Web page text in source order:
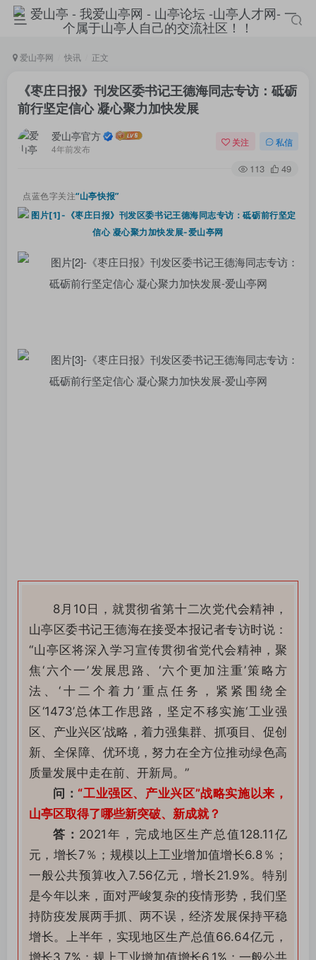
爱山亭网 快讯 正文
《枣庄日报》刊发区委书记王德海同志专访：砥砺
前行坚定信心 凝心聚力加快发展
爱山亭官方
4年前发布
关注 私信
113 49
点蓝色字关注“山亭快报”
8月10日，就贯彻省第十二次党代会精神，
山亭区委书记王德海在接受本报记者专访时说：
“山亭区将深入学习宣传贯彻省党代会精神，聚
焦‘六个一’发展思路、‘六个更加注重’策略方
法、‘十二个着力’重点任务，紧紧围绕全
区‘1473’总体工作思路，坚定不移实施‘工业强
区、产业兴区’战略，着力强集群、抓项目、促创
新、全保障、优环境，努力在全方位推动绿色高
质量发展中走在前、开新局。”
问： “工业强区、产业兴区”战略实施以来，
山亭区取得了哪些新突破、新成就？
答： 2021年，完成地区生产总值128.11亿
元，增长7％；规模以上工业增加值增长6.8％；
一般公共预算收入7.56亿元，增长21.9%。特别
是今年以来，面对严峻复杂的疫情形势，我们坚
持防疫发展两手抓、两不误，经济发展保持平稳
增长。上半年，实现地区生产总值66.64亿元，
增长3.7%；规上工业增加值增长6.1%；一般公共
登录
没有账号？立即注册
登录